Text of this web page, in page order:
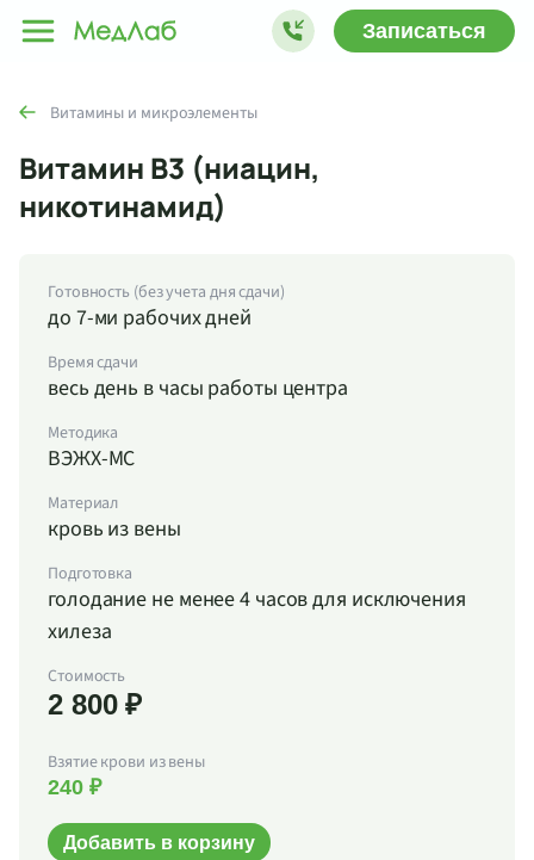
Записаться
Витамины и микроэлементы
Витамин B3 (ниацин,
никотинамид)
Готовность (без учета дня сдачи)
до 7-ми рабочих дней
Время сдачи
весь день в часы работы центра
Методика
ВЭЖХ-МС
Материал
кровь из вены
Подготовка
голодание не менее 4 часов для исключения
хилеза
Стоимость
2 800 ₽
Взятие крови из вены
240 ₽
Добавить в корзину